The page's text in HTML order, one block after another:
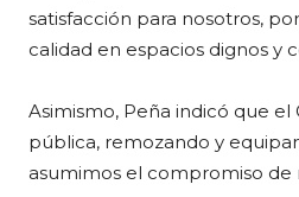
satisfacción para nosotros,
calidad en espacios dignos y
Asimismo, Peña indicó que
pública, remozando y
asumimos el compromiso de